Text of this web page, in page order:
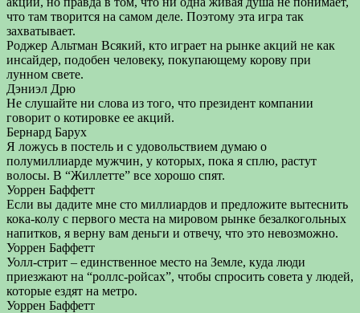
что там творится на самом деле. Поэтому эта игра так
захватывает.
Роджер Альтман Всякий, кто играет на рынке акций не как
инсайдер, подобен человеку, покупающему корову при
лунном свете.
Дэниэл Дрю
Не слушайте ни слова из того, что президент компании
говорит о котировке ее акций.
Бернард Барух
Я ложусь в постель и с удовольствием думаю о
полумиллиарде мужчин, у которых, пока я сплю, растут
волосы. В “Жиллетте” все хорошо спят.
Уоррен Баффетт
Если вы дадите мне сто миллиардов и предложите вытеснить
кока-колу с первого места на мировом рынке безалкогольных
напитков, я верну вам деньги и отвечу, что это невозможно.
Уоррен Баффетт
Уолл-стрит – единственное место на Земле, куда люди
приезжают на “роллс-ройсах”, чтобы спросить совета у людей,
которые ездят на метро.
Уоррен Баффетт